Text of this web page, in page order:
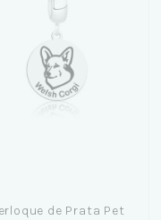
de Prata Pet